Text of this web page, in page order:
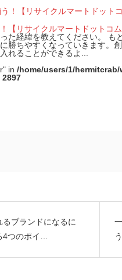
【リサイクルマートドットコ
た経緯を教えてください。
勝ちやすくなっていきます。
れることができるよ...
in /home/users/1/
2897
ブランドになるに
4つのポイ…